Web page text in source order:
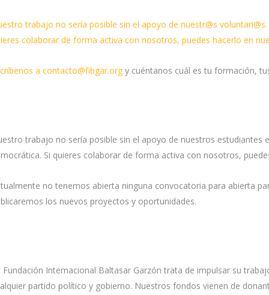
trabajo no sería posible sin el apoyo de nuestr@s
colaborar de forma activa con nosotros, puedes hacerlo en
a contacto@fibgar.org y cuéntanos cuál es tu formación,
trabajo no sería posible sin el apoyo de nuestros estudiantes
Si quieres colaborar de forma activa con nosotros,
no tenemos abierta ninguna convocatoria para abierta
los nuevos proyectos y oportunidades.
Fundación Internacional Baltasar Garzón trata de impulsar su
partido político y gobierno. Nuestros fondos vienen de